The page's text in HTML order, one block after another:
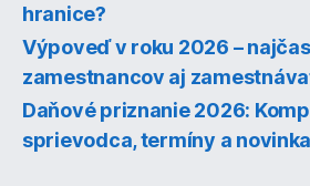
hranice?
Výpoveď v roku 2026 –
zamestnancov aj
Daňové priznanie 2026:
sprievodca, termíny a